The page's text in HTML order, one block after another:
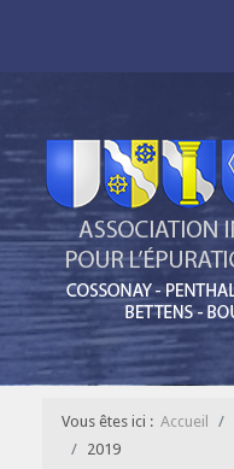
Vous êtes ici : Accueil
2019